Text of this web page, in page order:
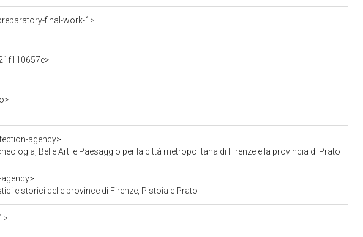
final-work-1>
agency>
Belle Arti e Paesaggio per la città metropolitana di Firenze e la provincia di Prato
e storici delle province di Firenze, Pistoia e Prato